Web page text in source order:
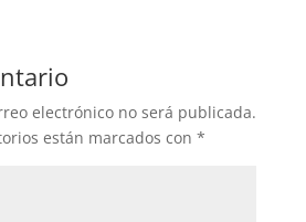
electrónico no será publicada.
están marcados con *